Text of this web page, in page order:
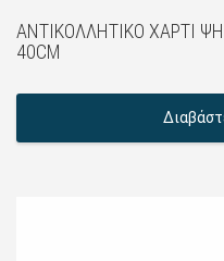
ΑΝΤΙΚΟΛΛΗΤΙΚΌ ΧΑΡΤΊ
40CM